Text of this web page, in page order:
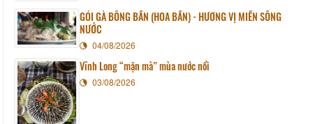
GỎI GÀ BÔNG BẦN (HOA BẦN) - HƯƠNG VỊ MIỀN SÔNG
NƯỚC
04/08/2026
Vĩnh Long “mặn mà” mùa nước nổi
03/08/2026